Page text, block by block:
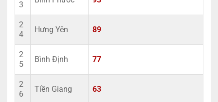
3
2
4
Hưng Yên 89
2
5
Bình Định 77
2
6
Tiền Giang 63